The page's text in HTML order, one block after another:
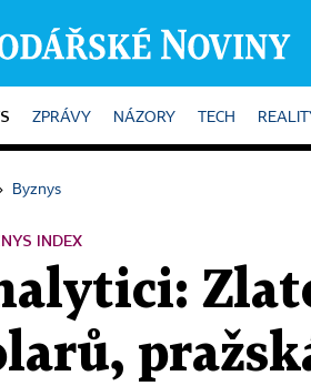
ZPRÁVY NÁZORY TECH
› Byznys
INDEX